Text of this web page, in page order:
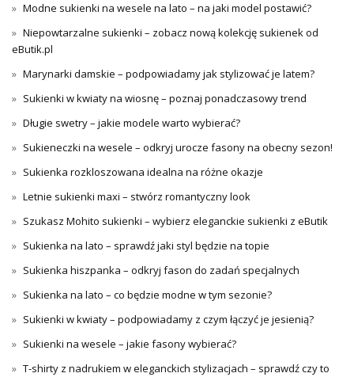
Modne sukienki na wesele na lato – na jaki model postawić?
Niepowtarzalne sukienki – zobacz nową kolekcję sukienek od
eButik.pl
Marynarki damskie – podpowiadamy jak stylizować je latem?
Sukienki w kwiaty na wiosnę – poznaj ponadczasowy trend
Długie swetry – jakie modele warto wybierać?
Sukieneczki na wesele – odkryj urocze fasony na obecny sezon!
Sukienka rozkloszowana idealna na różne okazje
Letnie sukienki maxi – stwórz romantyczny look
Szukasz Mohito sukienki – wybierz eleganckie sukienki z eButik
Sukienka na lato – sprawdź jaki styl będzie na topie
Sukienka hiszpanka – odkryj fason do zadań specjalnych
Sukienka na lato – co będzie modne w tym sezonie?
Sukienki w kwiaty – podpowiadamy z czym łączyć je jesienią?
Sukienki na wesele – jakie fasony wybierać?
T-shirty z nadrukiem w eleganckich stylizacjach – sprawdź czy to